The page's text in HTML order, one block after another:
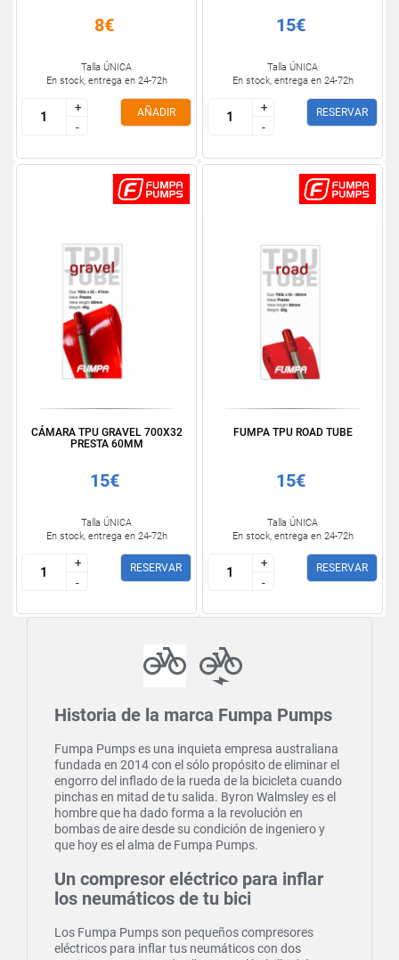
8€
Talla ÚNICA
En stock, entrega en 24-72h
+
-
+
-
AÑADIR
15€
Talla ÚNICA
En stock, entrega en 24-72h
+
-
+
-
RESERVAR
CÁMARA TPU GRAVEL 700X32
PRESTA 60MM
15€
Talla ÚNICA
En stock, entrega en 24-72h
+
-
+
-
RESERVAR
FUMPA TPU ROAD TUBE
15€
Talla ÚNICA
En stock, entrega en 24-72h
+
-
+
-
RESERVAR
Historia de la marca Fumpa Pumps
Fumpa Pumps es una inquieta empresa australiana
fundada en 2014 con el sólo propósito de eliminar el
engorro del inflado de la rueda de la bicicleta cuando
pinchas en mitad de tu salida. Byron Walmsley es el
hombre que ha dado forma a la revolución en
bombas de aire desde su condición de ingeniero y
que hoy es el alma de Fumpa Pumps.
Un compresor eléctrico para inflar
los neumáticos de tu bici
Los Fumpa Pumps son pequeños compresores
eléctricos para inflar tus neumáticos con dos